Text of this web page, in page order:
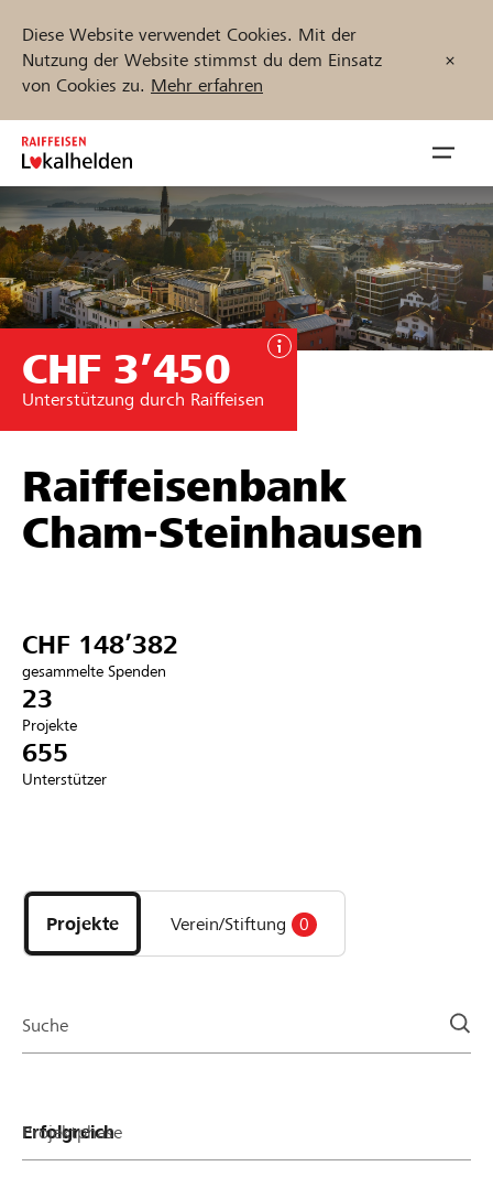
Diese Website verwendet Cookies. Mit der
Nutzung der Website stimmst du dem Einsatz
von Cookies zu. Mehr erfahren
Zum
Inhalt
springen
öffnen
Unterstützen
Hilfe & Support
Partner / Raiffeisenbank
Anmelden
Registrieren
Projekte und Organisationen finden
Jetzt starten
CHF 3’450
Unterstützung durch Raiffeisen
Raiffeisenbank
Cham-Steinhausen
CHF 148’382
gesammelte Spenden
23
Projekte
655
Unterstützer
Projekte
und
Organisationen
Projekte Verein/Stiftung 0
Suche
Projektphase